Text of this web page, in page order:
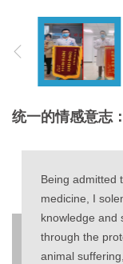
统一的情感意志
Being admitted
medicine, I
knowledge and
through the
animal